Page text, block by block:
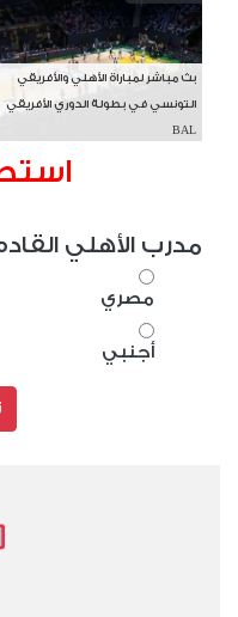
بث مباشر لمباراة الأهلي والأفريقي
التونسي في بطولة الدوري الأفريقي
BAL
مدرب الأهلي
مصري
أجنبي